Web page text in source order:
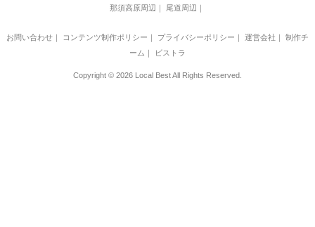
那須高原周辺
尾道周辺
お問い合わせ｜ コンテンツ制作ポリシー ｜ プライバシーポリシー ｜ 運営会社 ｜ 制作チ
ーム ｜ ビストラ
Copyright © 2026 Local Best All Rights Reserved.